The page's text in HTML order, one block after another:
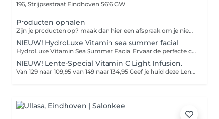
196, Strijpsestraat Eindhoven 5616 GW
Producten ophalen
Zijn je producten op? maak dan hier een afspraak om je nieuwe producten weer op te komen halen.
NIEUW! HydroLuxe Vitamin sea summer facial
HydroLuxe Vitamin Sea Summer Facial Ervaar de perfecte combinatie van luxe, ontspanning en huidverbetering. De HydroLuxe Vitamin Sea Summer Facial is speciaal ontwikkeld om je huid tijdens de zomer intens te hydrateren, te beschermen en een prachtige, gezonde glow te geven. Met krachtige vitamine C, zuurstof, antioxidanten en verkoelende cryoglobes wordt de huid gevoed, gekalmeerd en gestimuleerd om collageen aan te maken. De behandeling laat je huid direct frisser, egaler en zichtbaar stralender achter. Na de behandeling geniet je van: Een frisse, gezonde glow Intense hydratatie Kalmering en herstel van de huid Bescherming tegen zomerse invloeden Een ontspannen én zichtbaar stralende huid
NIEUW! Lente-Special Vitamin C Light Infusion.
Van 129 naar 109,95 van 149 naar 134,95 Geef je huid deze Lente een stralende boost. Tijdens de Special HydroPeptide Vitamin C Light Infusion facial geniet je van diepe ontspanning, warme compressen, Cryotreatment en een zorgvuldig opgebouwde glow-behandeling met verhelderende enzymen, vitamine C en zuurstofwerkstoffen. Het collageenlicht van de Beauty Angel ELT laat je huid zichtbaar oplichten, voller ogen en direct glanzen met een gezonde zomerse Glow De behandeling wordt afgesloten met rijke verzorging, oogcrème, lipverzorging en een aangepaste dag- of nachtcrème. Perfect voor wie deze zomer wil stralen, comfort zoekt én intensieve huidverbetering wil combineren met pure ontspanning.